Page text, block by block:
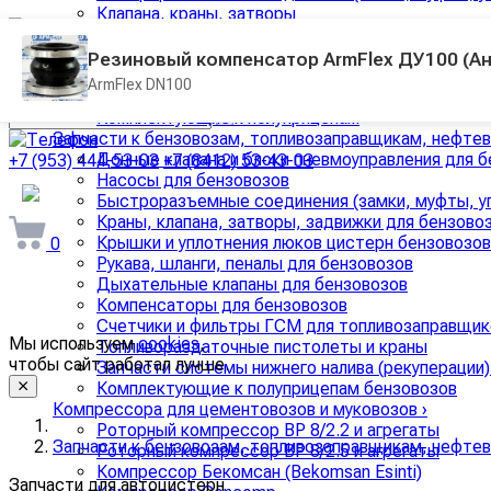
+7 (953) 444-53-03 +7 (8412) 53-43-03
arminda58@mail.ru
0
Клапана, краны, затворы
Манометры, вакуумметры
Рукава, шланги, пеналы для автоцистерн
Уплотнения люков, запорные болты, крышки
Запчасти к бензовозам, топливозаправщикам,
Донные клапана и блоки пневмоуправления для
Насосы для бензовозов
Быстроразъемные соединения (замки, муфты,
Краны, клапана, затворы, задвижки для
Крышки и уплотнения люков цистерн бензовозов
Рукава, шланги, пеналы для бензовозов
Дыхательные клапаны для бензовозов
Компенсаторы для бензовозов
Счетчики и фильтры ГСМ для
Топливораздаточные пистолеты и краны
Запчасти системы нижнего налива
Комплектующие к полуприцепам бензовозов
Компрессора для цементовозов и муковозов ›
Роторный компрессор ВР 8/2.2 и агрегаты
Роторный компрессор ВР 8/2.5 и агрегаты
Компрессор Бекомсан (Bekomsan Esinti)
Мы используемcookies,
чтобы сайт работал лучше.
Запчасти к бензовозам, топливозаправщикам,
Запчасти для автоцистерн
Резиновый компенсатор ArmFlex ДУ100
ArmFlex DN100